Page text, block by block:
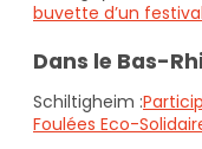
buvette d’un
Dans le Bas-
Schiltigheim :
Foulées Eco-